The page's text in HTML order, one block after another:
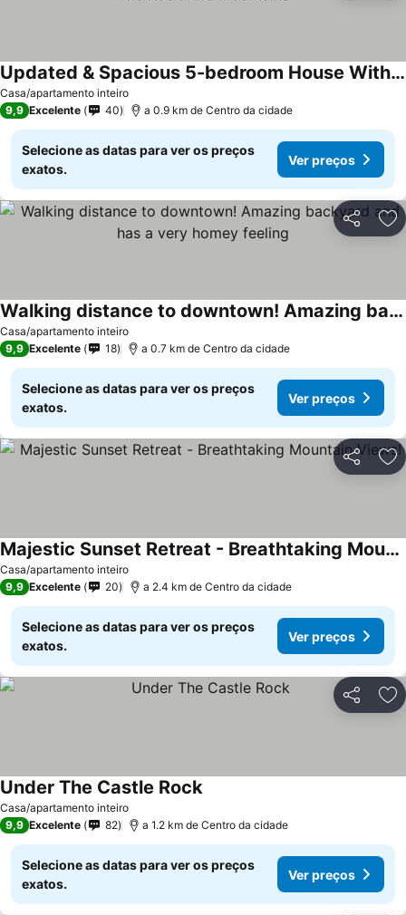
Casa/apartamento inteiro
Updated & Spacious 5-bedroom House With Views Of The Rock And Mountains
Ver preços
9,9 Excelente 40 a 0.9 km de Centro da cidade
Selecione as datas para ver os preços
exatos.
Ver preços
Partilhar
Casa/apartamento inteiro
Walking distance to downtown! Amazing backyard and has a very homey feeling
Ver preços
9,9 Excelente 18 a 0.7 km de Centro da cidade
Selecione as datas para ver os preços
exatos.
Ver preços
Partilhar
Casa/apartamento inteiro
Majestic Sunset Retreat - Breathtaking Mountain Views!
Ver preços
9,9 Excelente 20 a 2.4 km de Centro da cidade
Selecione as datas para ver os preços
exatos.
Ver preços
Partilhar
Casa/apartamento inteiro
Under The Castle RockVer preços
9,9 Excelente 82 a 1.2 km de Centro da cidade
Selecione as datas para ver os preços
exatos.
Ver preços